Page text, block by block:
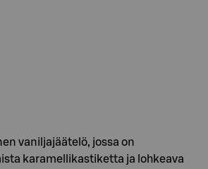
vaniljajäätelö, jossa on
karamellikastiketta ja lohkeava